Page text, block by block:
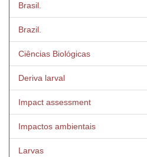
Brasil.
Brazil.
Ciências Biológicas
Deriva larval
Impact assessment
Impactos ambientais
Larvas